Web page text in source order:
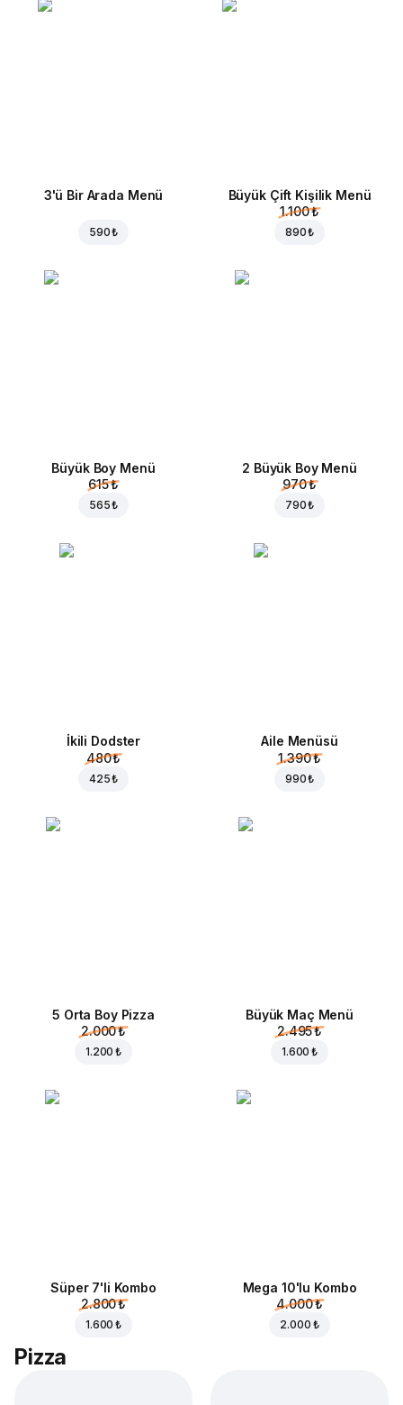
3'ü Bir Arada Menü
590 ₺
Büyük Çift Kişilik Menü
1.100 ₺
890 ₺
Büyük Boy Menü
615 ₺
565 ₺
2 Büyük Boy Menü
970 ₺
790 ₺
İkili Dodster
480 ₺
425 ₺
Aile Menüsü
1.390 ₺
990 ₺
5 Orta Boy Pizza
2.000 ₺
1.200 ₺
Büyük Maç Menü
2.495 ₺
1.600 ₺
Süper 7'li Kombo
2.800 ₺
1.600 ₺
Mega 10'lu Kombo
4.000 ₺
2.000 ₺
Pizza